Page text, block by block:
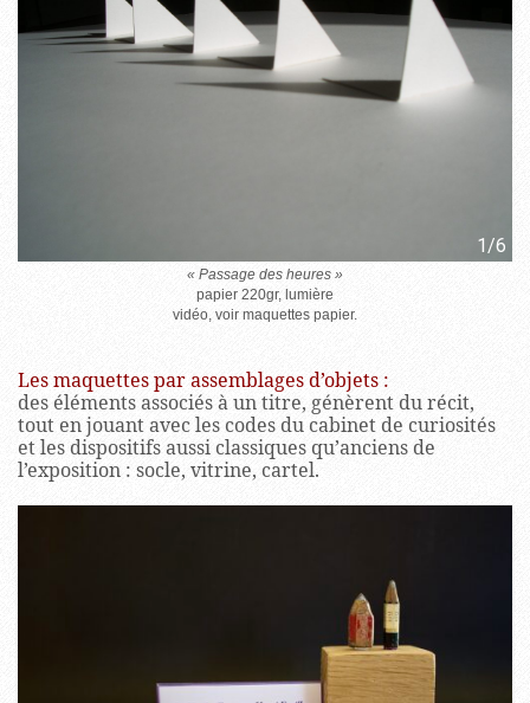
1/6
« Passage des heures »
papier 220gr, lumière
vidéo, voir maquettes papier.
Les maquettes par assemblages d’objets :
des éléments associés à un titre, génèrent du récit,
tout en jouant avec les codes du cabinet de curiosités
et les dispositifs aussi classiques qu’anciens de
l’exposition : socle, vitrine, cartel.